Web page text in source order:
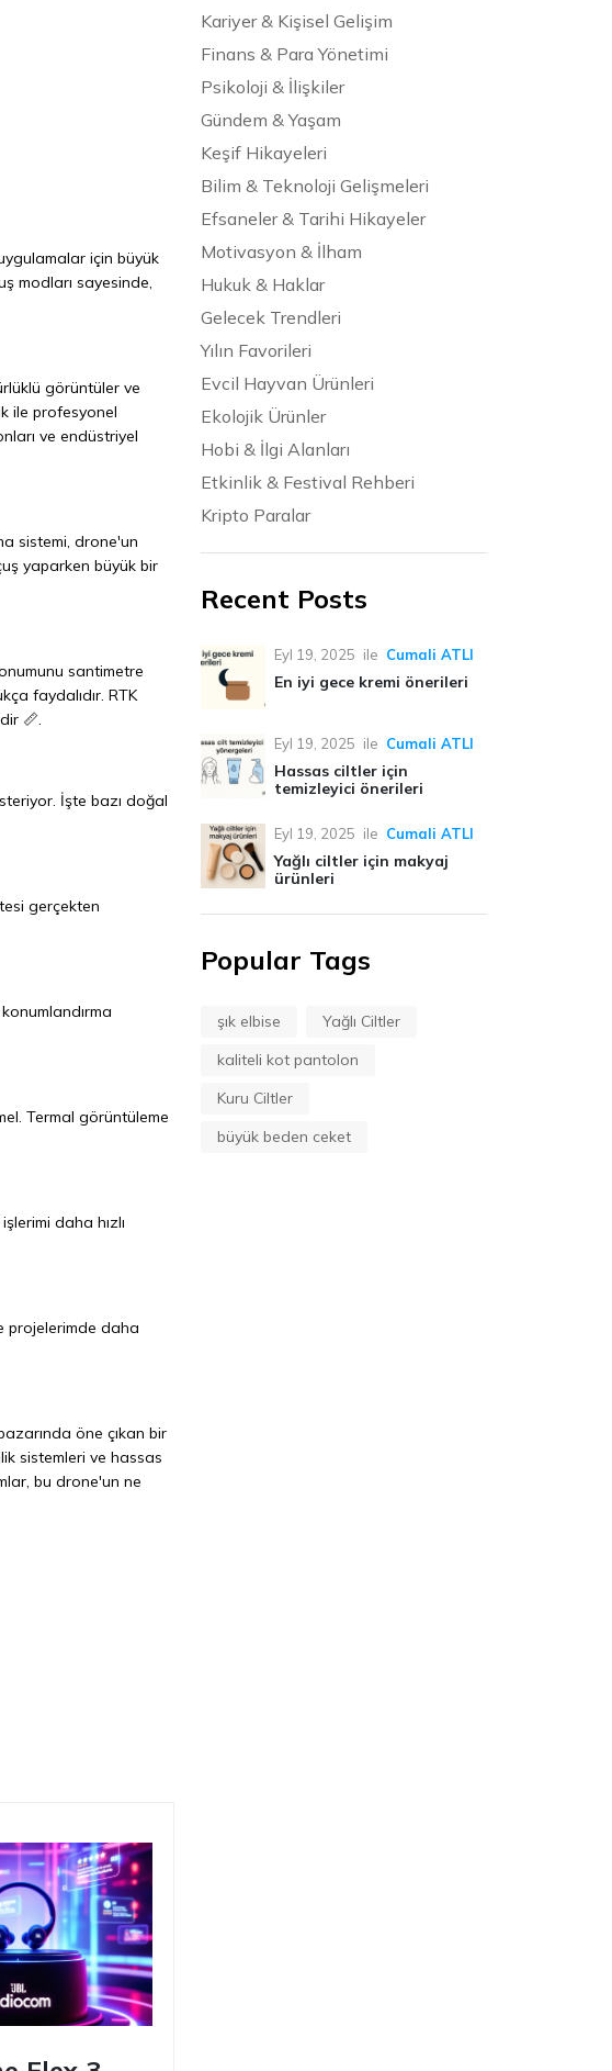
için büyük
modları sayesinde,
görüntüler ve
ile profesyonel
ve endüstriyel
sistemi, drone'un
yaparken büyük bir
santimetre
faydalıdır. RTK
📏.
İşte bazı doğal
gerçekten
Termal görüntüleme
daha hızlı
projelerimde daha
öne çıkan bir
sistemleri ve hassas
bu drone'un ne
Kariyer & Kişisel Gelişim
Finans & Para Yönetimi
Psikoloji & İlişkiler
Gündem & Yaşam
Keşif Hikayeleri
Bilim & Teknoloji Gelişmeleri
Efsaneler & Tarihi Hikayeler
Motivasyon & İlham
Hukuk & Haklar
Gelecek Trendleri
Yılın Favorileri
Evcil Hayvan Ürünleri
Ekolojik Ürünler
Hobi & İlgi Alanları
Etkinlik & Festival Rehberi
Kripto Paralar
Recent Posts
Eyl 19, 2025 ile Cumali ATLI
En iyi gece kremi önerileri
Eyl 19, 2025 ile Cumali ATLI
Hassas ciltler için
temizleyici önerileri
Eyl 19, 2025 ile Cumali ATLI
Yağlı ciltler için makyaj
ürünleri
Popular Tags
şık elbise
Yağlı Ciltler
kaliteli kot pantolon
Kuru Ciltler
büyük beden ceket